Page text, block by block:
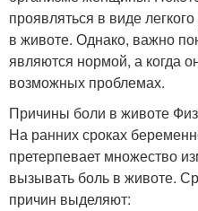
проявляться в виде
в животе. Однако, важно
являются нормой, а когда
возможных проблемах.
Причины боли в животе
На ранних сроках
претерпевает множество
вызывать боль в животе.
причин выделяют: